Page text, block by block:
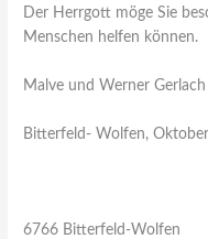
Der Herrgott möge Sie
Menschen helfen können.
Malve und Werner Gerlach
Bitterfeld- Wolfen,
6766 Bitterfeld-Wolfen